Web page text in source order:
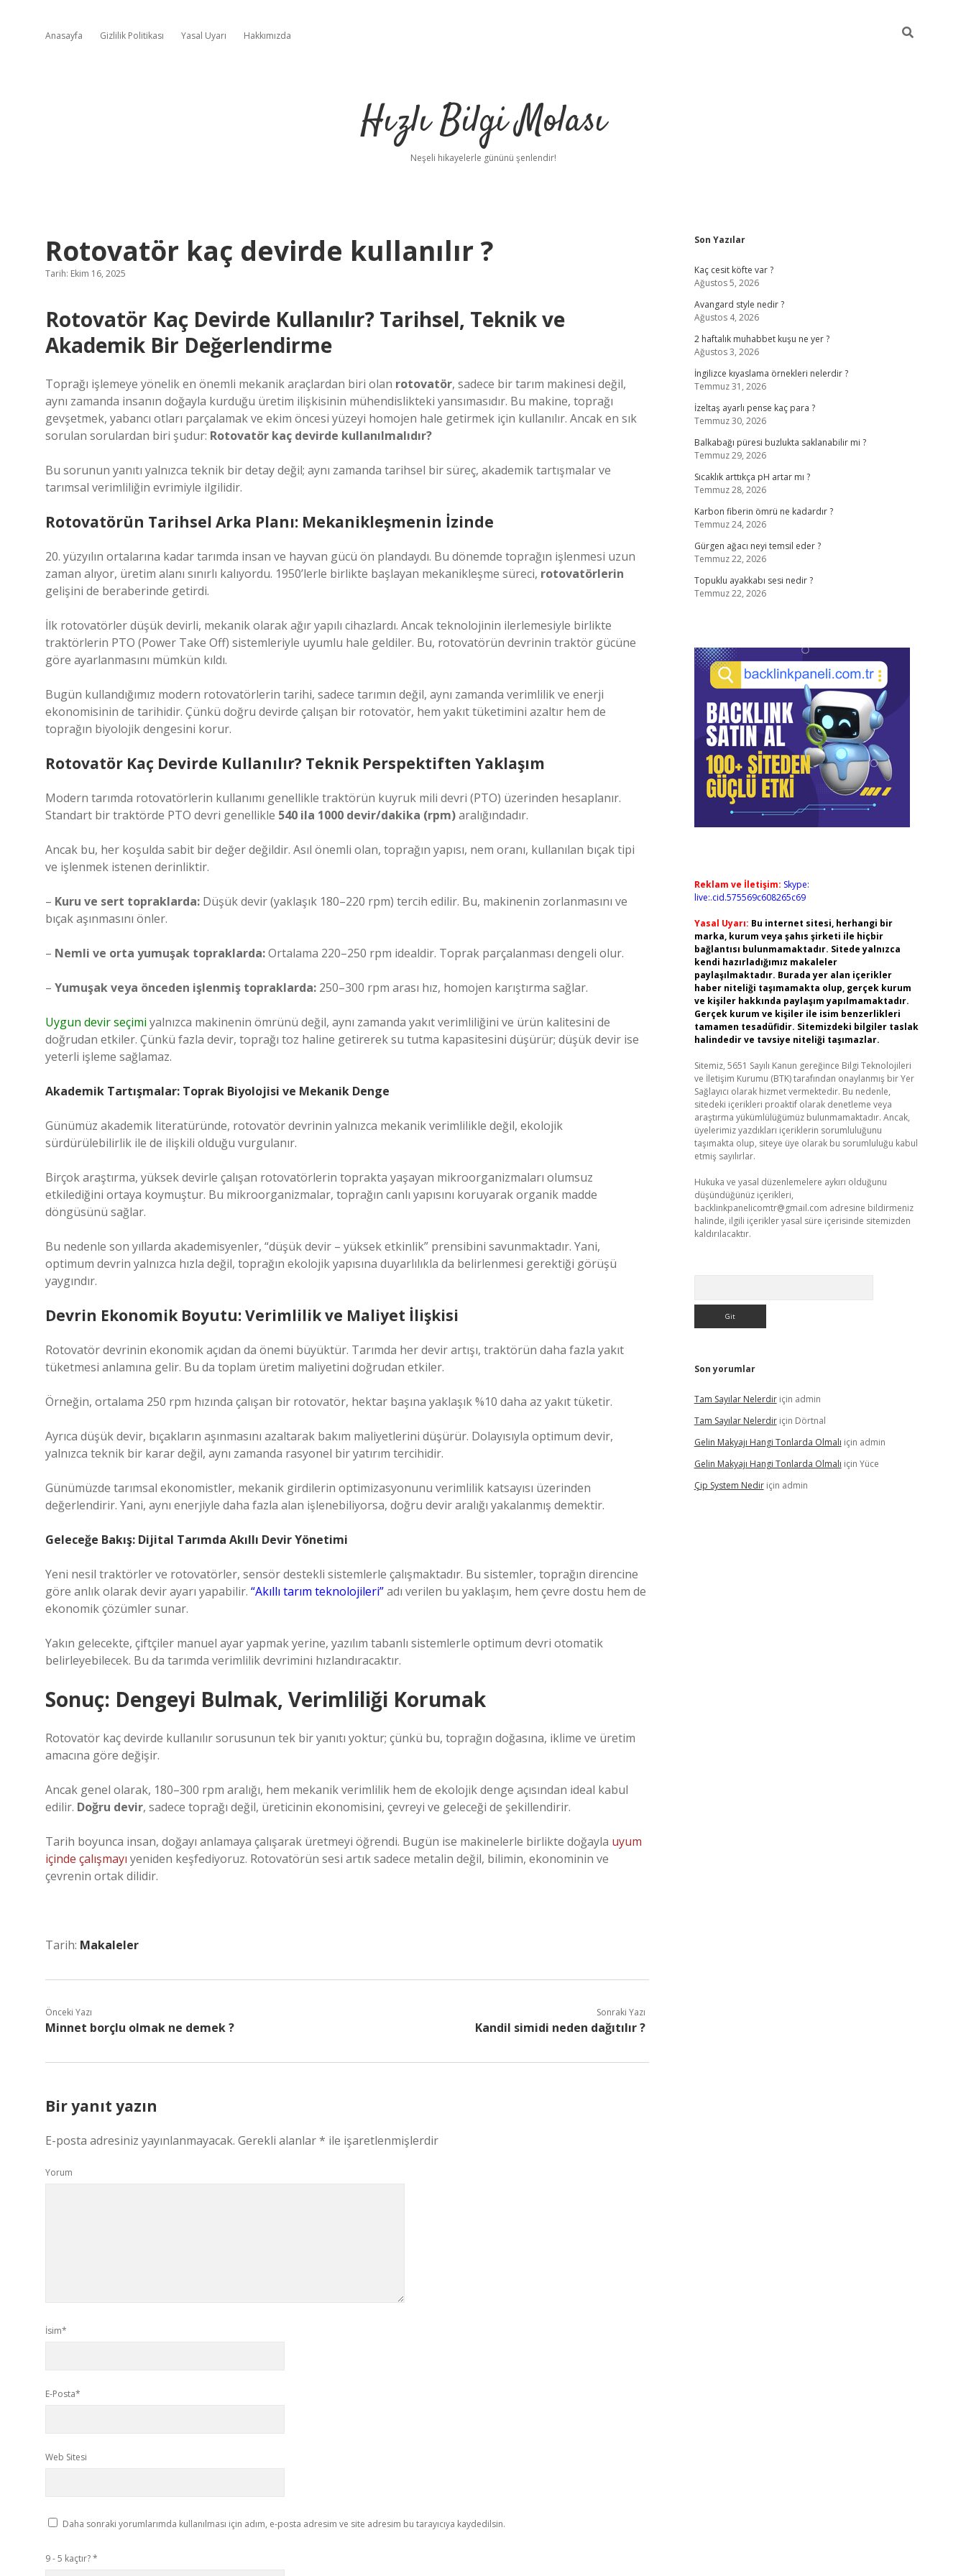
Anasayfa Gizlilik Politikası Yasal Uyarı Hakkımızda
Hızlı Bilgi Molası
Neşeli hikayelerle gününü şenlendir!
Rotovatör kaç devirde kullanılır ?
Tarih: Ekim 16, 2025
Rotovatör Kaç Devirde Kullanılır? Tarihsel, Teknik ve
Akademik Bir Değerlendirme
Toprağı işlemeye yönelik en önemli mekanik araçlardan biri olan rotovatör, sadece bir tarım makinesi değil,
aynı zamanda insanın doğayla kurduğu üretim ilişkisinin mühendislikteki yansımasıdır. Bu makine, toprağı
gevşetmek, yabancı otları parçalamak ve ekim öncesi yüzeyi homojen hale getirmek için kullanılır. Ancak en sık
sorulan sorulardan biri şudur: Rotovatör kaç devirde kullanılmalıdır?
Bu sorunun yanıtı yalnızca teknik bir detay değil; aynı zamanda tarihsel bir süreç, akademik tartışmalar ve
tarımsal verimliliğin evrimiyle ilgilidir.
Rotovatörün Tarihsel Arka Planı: Mekanikleşmenin İzinde
20. yüzyılın ortalarına kadar tarımda insan ve hayvan gücü ön plandaydı. Bu dönemde toprağın işlenmesi uzun
zaman alıyor, üretim alanı sınırlı kalıyordu. 1950’lerle birlikte başlayan mekanikleşme süreci, rotovatörlerin
gelişini de beraberinde getirdi.
İlk rotovatörler düşük devirli, mekanik olarak ağır yapılı cihazlardı. Ancak teknolojinin ilerlemesiyle birlikte
traktörlerin PTO (Power Take Off) sistemleriyle uyumlu hale geldiler. Bu, rotovatörün devrinin traktör gücüne
göre ayarlanmasını mümkün kıldı.
Bugün kullandığımız modern rotovatörlerin tarihi, sadece tarımın değil, aynı zamanda verimlilik ve enerji
ekonomisinin de tarihidir. Çünkü doğru devirde çalışan bir rotovatör, hem yakıt tüketimini azaltır hem de
toprağın biyolojik dengesini korur.
Rotovatör Kaç Devirde Kullanılır? Teknik Perspektiften Yaklaşım
Modern tarımda rotovatörlerin kullanımı genellikle traktörün kuyruk mili devri (PTO) üzerinden hesaplanır.
Standart bir traktörde PTO devri genellikle 540 ila 1000 devir/dakika (rpm)aralığındadır.
Ancak bu, her koşulda sabit bir değer değildir. Asıl önemli olan, toprağın yapısı, nem oranı, kullanılan bıçak tipi
ve işlenmek istenen derinliktir.
– Kuru ve sert topraklarda: Düşük devir (yaklaşık 180–220 rpm) tercih edilir. Bu, makinenin zorlanmasını ve
bıçak aşınmasını önler.
– Nemli ve orta yumuşak topraklarda:Ortalama 220–250 rpm idealdir. Toprak parçalanması dengeli olur.
– Yumuşak veya önceden işlenmiş topraklarda: 250–300 rpm arası hız, homojen karıştırma sağlar.
Uygun devir seçimi yalnızca makinenin ömrünü değil, aynı zamanda yakıt verimliliğini ve ürün kalitesini de
doğrudan etkiler. Çünkü fazla devir, toprağı toz haline getirerek su tutma kapasitesini düşürür; düşük devir ise
yeterli işleme sağlamaz.
Akademik Tartışmalar: Toprak Biyolojisi ve Mekanik Denge
Günümüz akademik literatüründe, rotovatör devrinin yalnızca mekanik verimlilikle değil, ekolojik
sürdürülebilirlik ile de ilişkili olduğu vurgulanır.
Birçok araştırma, yüksek devirle çalışan rotovatörlerin toprakta yaşayan mikroorganizmaları olumsuz
etkilediğini ortaya koymuştur. Bu mikroorganizmalar, toprağın canlı yapısını koruyarak organik madde
döngüsünü sağlar.
Bu nedenle son yıllarda akademisyenler, “düşük devir – yüksek etkinlik” prensibini savunmaktadır. Yani,
optimum devrin yalnızca hızla değil, toprağın ekolojik yapısına duyarlılıkla da belirlenmesi gerektiği görüşü
yaygındır.
Devrin Ekonomik Boyutu: Verimlilik ve Maliyet İlişkisi
Rotovatör devrinin ekonomik açıdan da önemi büyüktür. Tarımda her devir artışı, traktörün daha fazla yakıt
tüketmesi anlamına gelir. Bu da toplam üretim maliyetini doğrudan etkiler.
Örneğin, ortalama 250 rpm hızında çalışan bir rotovatör, hektar başına yaklaşık %10 daha az yakıt tüketir.
Ayrıca düşük devir, bıçakların aşınmasını azaltarak bakım maliyetlerini düşürür. Dolayısıyla optimum devir,
yalnızca teknik bir karar değil, aynı zamanda rasyonel bir yatırım tercihidir.
Günümüzde tarımsal ekonomistler, mekanik girdilerin optimizasyonunu verimlilik katsayısı üzerinden
değerlendirir. Yani, aynı enerjiyle daha fazla alan işlenebiliyorsa, doğru devir aralığı yakalanmış demektir.
Geleceğe Bakış: Dijital Tarımda Akıllı Devir Yönetimi
Yeni nesil traktörler ve rotovatörler, sensör destekli sistemlerle çalışmaktadır. Bu sistemler, toprağın direncine
göre anlık olarak devir ayarı yapabilir. “Akıllı tarım teknolojileri”adı verilen bu yaklaşım, hem çevre dostu hem de
ekonomik çözümler sunar.
Yakın gelecekte, çiftçiler manuel ayar yapmak yerine, yazılım tabanlı sistemlerle optimum devri otomatik
belirleyebilecek. Bu da tarımda verimlilik devrimini hızlandıracaktır.
Sonuç: Dengeyi Bulmak, Verimliliği Korumak
Rotovatör kaç devirde kullanılır sorusunun tek bir yanıtı yoktur; çünkü bu, toprağın doğasına, iklime ve üretim
amacına göre değişir.
Ancak genel olarak, 180–300 rpm aralığı, hem mekanik verimlilik hem de ekolojik denge açısından ideal kabul
edilir. Doğru devir, sadece toprağı değil, üreticinin ekonomisini, çevreyi ve geleceği de şekillendirir.
Tarih boyunca insan, doğayı anlamaya çalışarak üretmeyi öğrendi. Bugün ise makinelerle birlikte doğayla uyum
içinde çalışmayı yeniden keşfediyoruz. Rotovatörün sesi artık sadece metalin değil, bilimin, ekonominin ve
çevrenin ortak dilidir.
Tarih: Makaleler
Önceki Yazı
Minnet borçlu olmak ne demek ?
Sonraki Yazı
Kandil simidi neden dağıtılır ?
Bir yanıt yazın
E-posta adresiniz yayınlanmayacak. Gerekli alanlar* ile işaretlenmişlerdir
Yorum
İsim*
E-Posta*
Web Sitesi
Daha sonraki yorumlarımda kullanılması için adım, e-posta adresim ve site adresim bu tarayıcıya kaydedilsin.
9 - 5 kaçtır?*
Sidebar
Son Yazılar
Kaç cesit köfte var ?
Ağustos 5, 2026
Avangard style nedir ?
Ağustos 4, 2026
2 haftalık muhabbet kuşu ne yer ?
Ağustos 3, 2026
İngilizce kıyaslama örnekleri nelerdir ?
Temmuz 31, 2026
İzeltaş ayarlı pense kaç para ?
Temmuz 30, 2026
Balkabağı püresi buzlukta saklanabilir mi ?
Temmuz 29, 2026
Sıcaklık arttıkça pH artar mı ?
Temmuz 28, 2026
Karbon fiberin ömrü ne kadardır ?
Temmuz 24, 2026
Gürgen ağacı neyi temsil eder ?
Temmuz 22, 2026
Topuklu ayakkabı sesi nedir ?
Temmuz 22, 2026
Reklam ve İletişim: Skype:
live:.cid.575569c608265c69
Yasal Uyarı: Bu internet sitesi, herhangi bir
marka, kurum veya şahıs şirketi ile hiçbir
bağlantısı bulunmamaktadır. Sitede yalnızca
kendi hazırladığımız makaleler
paylaşılmaktadır. Burada yer alan içerikler
haber niteliği taşımamakta olup, gerçek kurum
ve kişiler hakkında paylaşım yapılmamaktadır.
Gerçek kurum ve kişiler ile isim benzerlikleri
tamamen tesadüfidir. Sitemizdeki bilgiler taslak
halindedir ve tavsiye niteliği taşımazlar.
Sitemiz, 5651 Sayılı Kanun gereğince Bilgi Teknolojileri
ve İletişim Kurumu (BTK) tarafından onaylanmış bir Yer
Sağlayıcı olarak hizmet vermektedir. Bu nedenle,
sitedeki içerikleri proaktif olarak denetleme veya
araştırma yükümlülüğümüz bulunmamaktadır. Ancak,
üyelerimiz yazdıkları içeriklerin sorumluluğunu
taşımakta olup, siteye üye olarak bu sorumluluğu kabul
etmiş sayılırlar.
Hukuka ve yasal düzenlemelere aykırı olduğunu
düşündüğünüz içerikleri,
backlinkpanelicomtr@gmail.com adresine bildirmeniz
halinde, ilgili içerikler yasal süre içerisinde sitemizden
kaldırılacaktır.
Son yorumlar
Tam Sayılar Nelerdiriçin admin
Tam Sayılar Nelerdiriçin Dörtnal
Gelin Makyajı Hangi Tonlarda Olmalı için admin
Gelin Makyajı Hangi Tonlarda Olmalı için Yüce
Çip System Nediriçin admin
https://hiltonbet-giris.com/